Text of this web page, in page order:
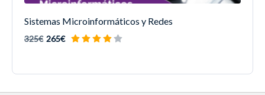
Sistemas Microinformáticos y Redes
325€ 265€